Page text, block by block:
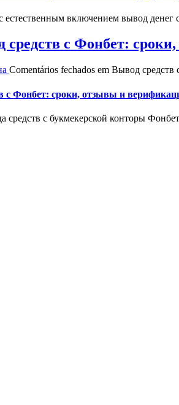
естественным включением вывод денег
средств с Фонбет:
Comentários fechados em Вывод
с Фонбет: сроки, отзывы и
средств с букмекерской конторы